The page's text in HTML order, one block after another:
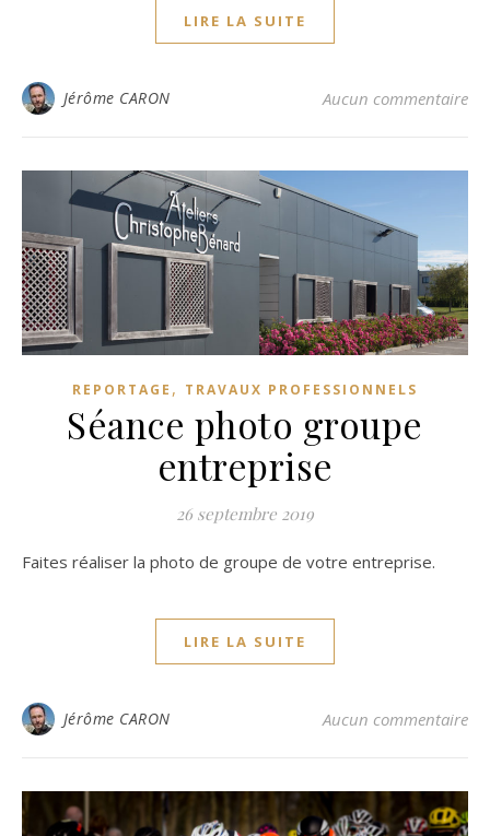
LIRE LA SUITE
Jérôme CARON Aucun commentaire
REPORTAGE , TRAVAUX PROFESSIONNELS
Séance photo groupe
entreprise
26 septembre 2019
Faites réaliser la photo de groupe de votre entreprise.
LIRE LA SUITE
Jérôme CARON Aucun commentaire